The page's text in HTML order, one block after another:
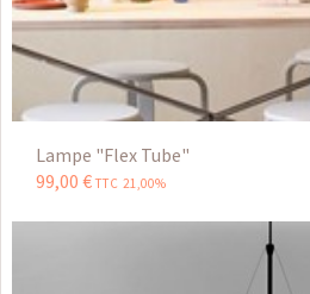
Lampe "Flex Tube"
99,00 € TTC 21,00%